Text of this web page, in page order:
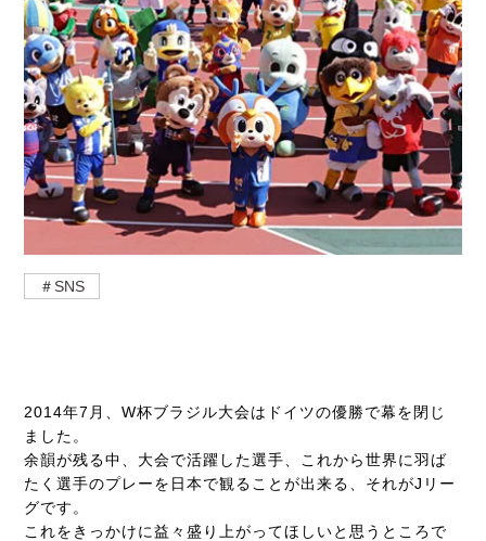
＃SNS
2014年7月、W杯ブラジル大会はドイツの優勝で幕を閉じ
ました。
余韻が残る中、大会で活躍した選手、これから世界に羽ば
たく選手のプレーを日本で観ることが出来る、それがJリー
グです。
これをきっかけに益々盛り上がってほしいと思うところで